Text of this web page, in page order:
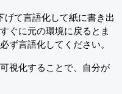
げて言語化して紙に書き出
ぐに元の環境に戻るとま
ず言語化してください。
視化することで、自分が